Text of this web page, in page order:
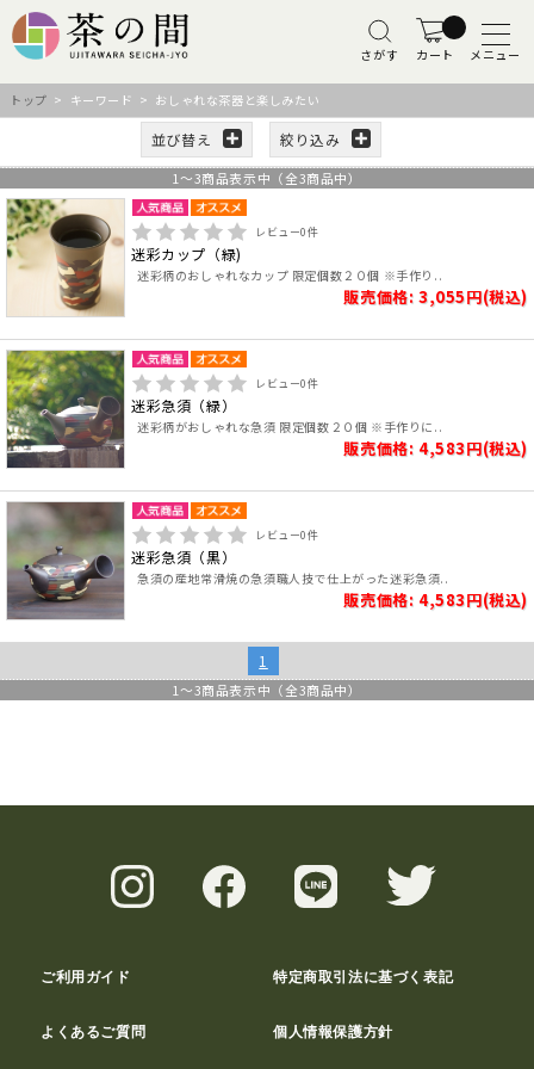
さがす カート メニュー
トップ > キーワード > おしゃれな茶器と楽しみたい
並び替え 絞り込み
1 ～3商品表示中（全3商品中）
レビュー0件
迷彩カップ（緑)
迷彩柄のおしゃれなカップ 限定個数２０個 ※手作り..
販売価格: 3,055円(税込)
レビュー0件
迷彩急須（緑）
迷彩柄がおしゃれな急須 限定個数２０個 ※手作りに..
販売価格: 4,583円(税込)
レビュー0件
迷彩急須（黒）
急須の産地常滑焼の急須職人技で仕上がった迷彩急須..
販売価格: 4,583円(税込)
1
1 ～3商品表示中（全3商品中）
ご利用ガイド 特定商取引法に基づく表記
よくあるご質問 個人情報保護方針